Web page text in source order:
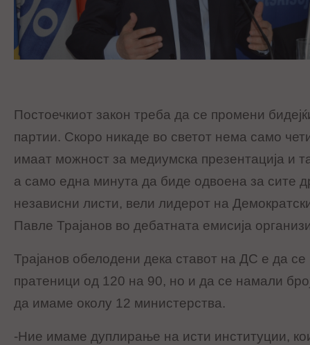
Постоечкиот закон треба да се промени
партии. Скоро никаде во светот нема само
имаат можност за медиумска презентација и
а само една минута да биде одвоена за сите
независни листи, вели лидерот на
Павле Трајанов во дебатната емисија
Трајанов обелодени дека ставот на ДС е да
пратеници од 120 на 90, но и да се намали
да имаме околу 12 министерства.
-Ние имаме дуплирање на исти институции,